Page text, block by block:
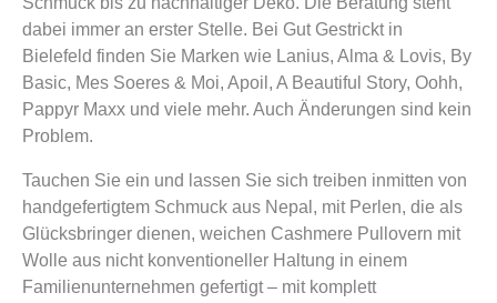
dabei immer an erster Stelle. Bei Gut Gestrickt in
Bielefeld finden Sie Marken wie Lanius, Alma & Lovis, By
Basic, Mes Soeres & Moi, Apoil, A Beautiful Story, Oohh,
Pappyr Maxx und viele mehr. Auch Änderungen sind kein
Problem.
Tauchen Sie ein und lassen Sie sich treiben inmitten von
handgefertigtem Schmuck aus Nepal, mit Perlen, die als
Glücksbringer dienen, weichen Cashmere Pullovern mit
Wolle aus nicht konventioneller Haltung in einem
Familienunternehmen gefertigt – mit komplett